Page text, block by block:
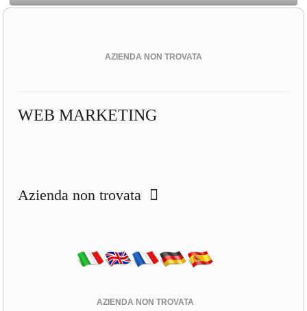
AZIENDA NON TROVATA
WEB MARKETING
Azienda non trovata
AZIENDA NON TROVATA